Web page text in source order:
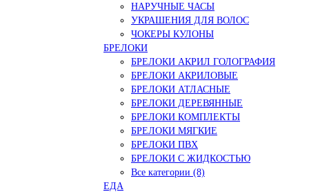
НАРУЧНЫЕ ЧАСЫ
УКРАШЕНИЯ ДЛЯ ВОЛОС
ЧОКЕРЫ КУЛОНЫ
БРЕЛОКИ
БРЕЛОКИ АКРИЛ ГОЛОГРАФИЯ
БРЕЛОКИ АКРИЛОВЫЕ
БРЕЛОКИ АТЛАСНЫЕ
БРЕЛОКИ ДЕРЕВЯННЫЕ
БРЕЛОКИ КОМПЛЕКТЫ
БРЕЛОКИ МЯГКИЕ
БРЕЛОКИ ПВХ
БРЕЛОКИ С ЖИДКОСТЬЮ
Все категории (8)
ЕДА